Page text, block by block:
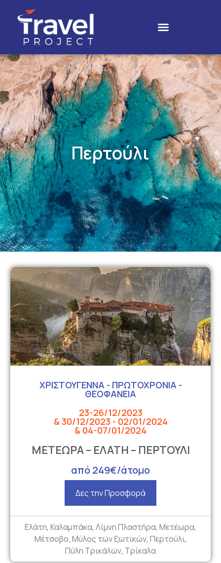
Περτούλι
ΧΡΙΣΤΟΥΓΕΝΝΑ - ΠΡΩΤΟΧΡΟΝΙΑ -
ΘΕΟΦΑΝΕΙΑ
23-26/12/2023
& 30/12/2023 - 02/01/2024
& 04-07/01/2024
ΜΕΤΕΩΡΑ – ΕΛΑΤΗ – ΠΕΡΤΟΥΛΙ
από 249€/άτομο
Δες την Προσφορά
Ελάτη, Καλαμπάκα, Λίμνη Πλαστήρα, Μετέωρα,
Μέτσοβο, Μύλος των ξωτικών, Περτούλι,
Πύλη Τρικάλων, Τρίκαλα